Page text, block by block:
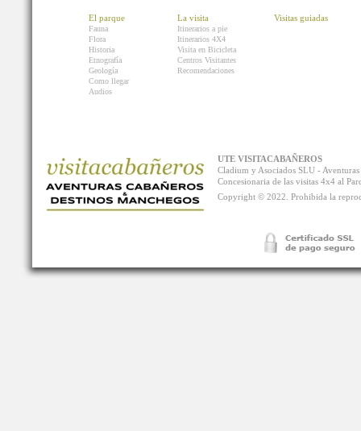
El parque
Fauna
Flora
Historia
Etnografía
Geología
Como llegar
Audios
La visita
Itinerarios a pie
Itinerarios 4X4
Visita en Bicicleta
Centros Visitantes
Recomendaciones
Visitas guiadas
UTE VISITACABAÑEROS
Cladium y Asociados SLU -
Concesionaria de las visitas 4x4 al
Copyright © 2022. Prohibida la